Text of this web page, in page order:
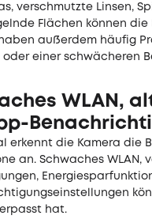
verschmutzte Linsen,
Flächen können die
außerdem häufig
oder einer schwächeren
WLAN,
erkennt die Kamera die
an. Schwaches
hat.